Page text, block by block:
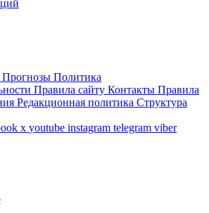
Прогнозы Политика
Правила сайту Контакты Правила
Редакционная политика Структура
x youtube instagram telegram viber